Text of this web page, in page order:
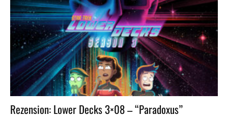
Rezension: Lower Decks 3×08 – “Paradoxus”